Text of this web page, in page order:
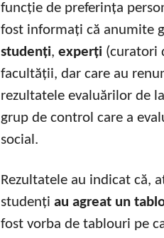
funcție de preferința
fost informați că anumite
studenți, experți (curatori
facultății, dar care au
rezultatele evaluărilor de
grup de control care a
social.
Rezultatele au indicat că,
studenți au agreat un
fost vorba de tablouri pe